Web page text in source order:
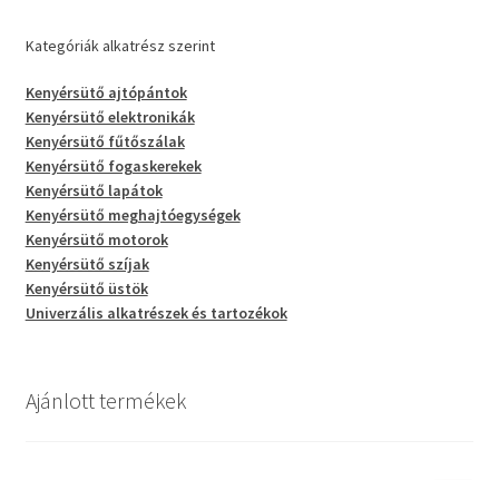
Kategóriák alkatrész szerint
Kenyérsütő ajtópántok
Kenyérsütő elektronikák
Kenyérsütő fűtőszálak
Kenyérsütő fogaskerekek
Kenyérsütő lapátok
Kenyérsütő meghajtóegységek
Kenyérsütő motorok
Kenyérsütő szíjak
Kenyérsütő üstök
Univerzális alkatrészek és tartozékok
Ajánlott termékek